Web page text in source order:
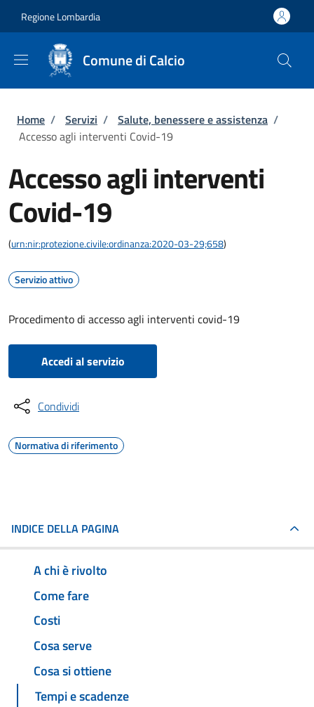
Regione Lombardia
Comune di Calcio
Briciole di pane
Home / Servizi / Salute, benessere e assistenza /
Accesso agli interventi Covid-19
Accesso agli interventi
Covid-19
(urn:nir:protezione.civile:ordinanza:2020-03-29;658)
Servizio attivo
Procedimento di accesso agli interventi covid-19
Accedi al servizio
Condividi
Normativa di riferimento
INDICE DELLA PAGINA
A chi è rivolto
Come fare
Costi
Cosa serve
Cosa si ottiene
Tempi e scadenze